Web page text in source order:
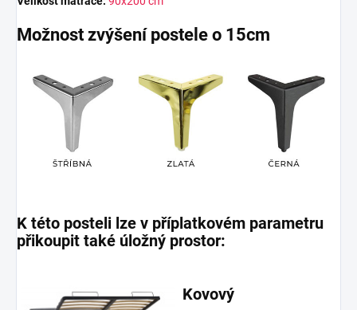
Možnost zvýšení postele o 15cm
K této posteli lze v příplatkovém parametru
přikoupit také úložný prostor:
Kovový